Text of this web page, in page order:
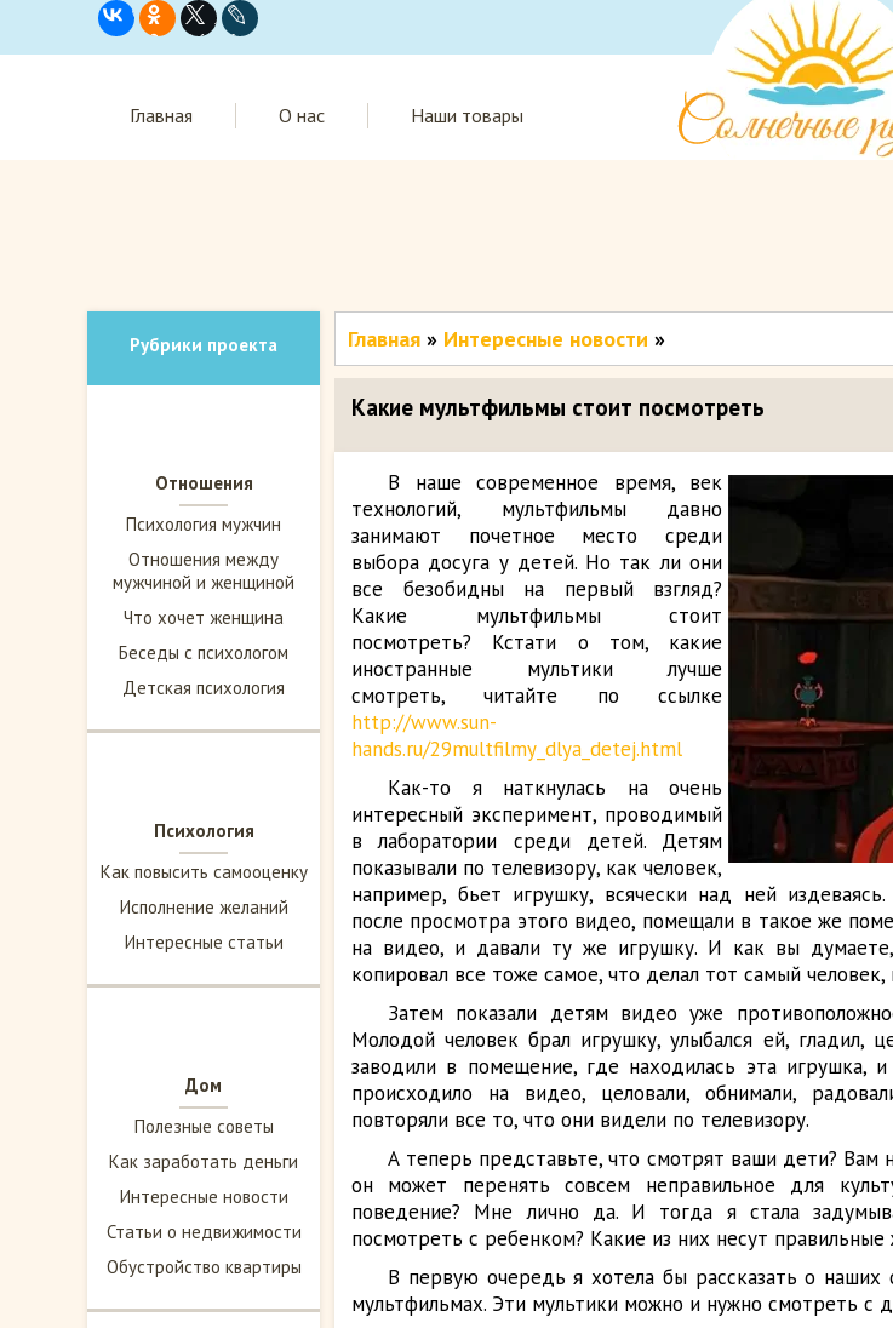
Главная О нас Наши товары
Рубрики проекта
Отношения
Психология мужчин
Отношения между
мужчиной и женщиной
Что хочет женщина
Беседы с психологом
Детская психология
Психология
Как повысить самооценку
Исполнение желаний
Интересные статьи
Дом
Полезные советы
Как заработать деньги
Интересные новости
Статьи о недвижимости
Обустройство квартиры
Главная » Интересные новости »
Какие мультфильмы стоит посмотреть
В наше современное время, век
технологий, мультфильмы давно
занимают почетное место среди
выбора досуга у детей. Но так ли они
все безобидны на первый взгляд?
Какие мультфильмы стоит
посмотреть? Кстати о том, какие
иностранные мультики лучше
смотреть, читайте по ссылке
http://www.sun-
hands.ru/29multfilmy_dlya_detej.html
Как-то я наткнулась на очень
интересный эксперимент, проводимый
в лаборатории среди детей. Детям
показывали по телевизору, как человек,
например, бьет игрушку, всячески над ней
после просмотра этого видео, помещали в такое же
на видео, и давали ту же игрушку. И как вы
копировал все тоже самое, что делал тот самый
Затем показали детям видео уже
Молодой человек брал игрушку, улыбался ей, гладил,
заводили в помещение, где находилась эта игрушка,
происходило на видео, целовали, обнимали,
повторяли все то, что они видели по телевизору.
А теперь представьте, что смотрят ваши дети? Вам
он может перенять совсем неправильное для
поведение? Мне лично да. И тогда я стала
посмотреть с ребенком? Какие из них несут правильные
В первую очередь я хотела бы рассказать о наших
мультфильмах. Эти мультики можно и нужно смотреть с